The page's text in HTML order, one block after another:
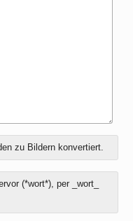
zu Bildern konvertiert.
(*wort*), per _wort_